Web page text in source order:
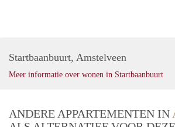
Startbaanbuurt, Amstelveen
Meer informatie over wonen in Startbaanbuurt
ANDERE APPARTEMENTEN IN